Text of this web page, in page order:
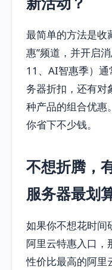
最简单的方法是收
惠”频道，并开启
11、AI智惠季）
务器折扣，还有对
种产品的组合优惠
你省下不少钱。
不想折腾，
服务器最划
如果你不想花时间
阿里云特惠入口，
性价比最高的阿里